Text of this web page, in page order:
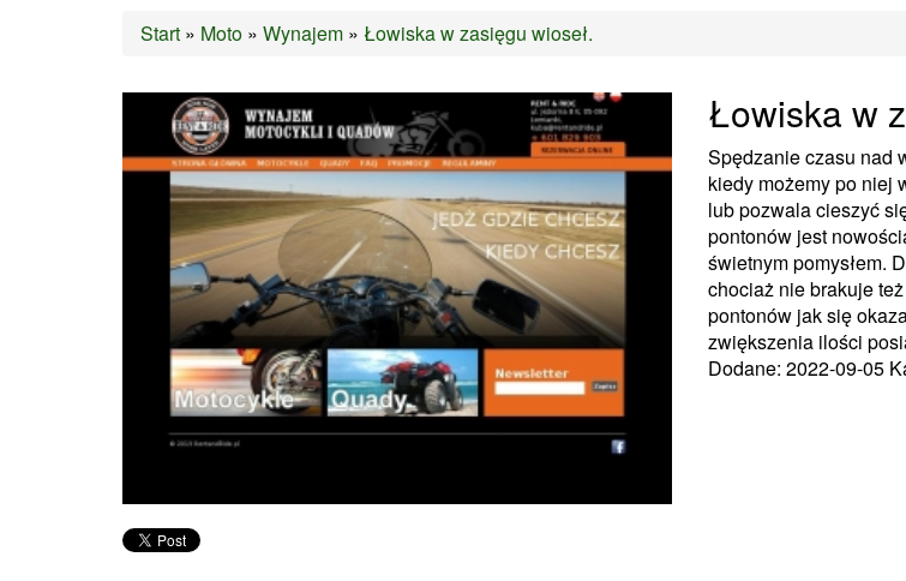
Start » Moto » Wynajem » Łowiska w zasięgu wioseł.
Łowiska w
Spędzanie czasu nad
kiedy możemy po niej
lub pozwala cieszyć
pontonów jest
świetnym pomysłem.
chociaż nie brakuje
pontonów jak się
zwiększenia ilości
Dodane: 2022-09-05